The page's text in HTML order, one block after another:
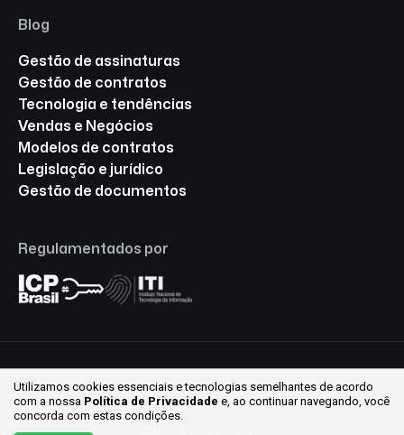
Blog
Gestão de assinaturas
Gestão de contratos
Tecnologia e tendências
Vendas e Negócios
Modelos de contratos
Legislação e jurídico
Gestão de documentos
Regulamentados por
© 2026 Assinafy ® Todos os direitos reservados.
Utilizamos cookies essenciais e tecnologias semelhantes de acordo
com a nossa Política de Privacidade e, ao continuarnavegando, você
concorda com estas condições.